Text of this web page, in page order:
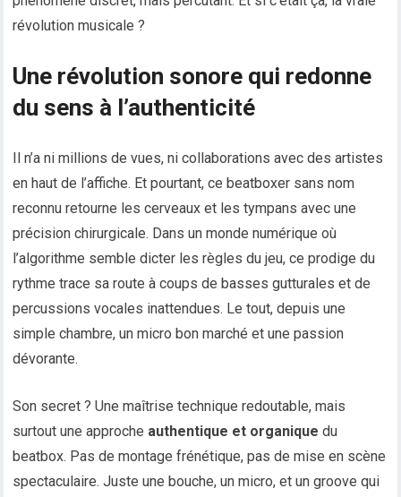
révolution musicale ?
Une révolution sonore qui redonne
du sens à l’authenticité
Il n’a ni millions de vues, ni collaborations avec des artistes
en haut de l’affiche. Et pourtant, ce beatboxer sans nom
reconnu retourne les cerveaux et les tympans avec une
précision chirurgicale. Dans un monde numérique où
l’algorithme semble dicter les règles du jeu, ce prodige du
rythme trace sa route à coups de basses gutturales et de
percussions vocales inattendues. Le tout, depuis une
simple chambre, un micro bon marché et une passion
dévorante.
Son secret ? Une maîtrise technique redoutable, mais
surtout une approche authentique et organique du
beatbox. Pas de montage frénétique, pas de mise en scène
spectaculaire. Juste une bouche, un micro, et un groove qui